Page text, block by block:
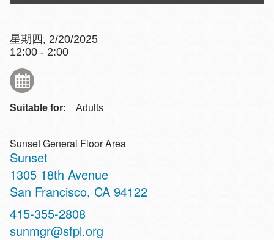
星期四, 2/20/2025
12:00 - 2:00
Suitable for: Adults
Sunset General Floor Area
Sunset
Address
1305 18th Avenue
San Francisco, CA 94122
Contact
Telephone
415-355-2808
sunmgr@sfpl.org